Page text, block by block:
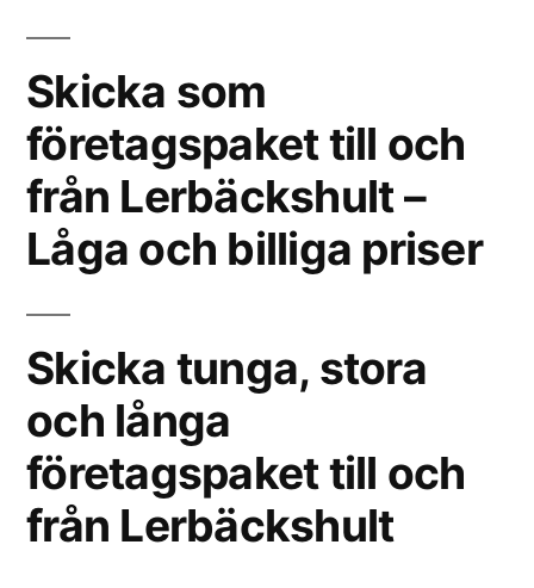
Skicka som
företagspaket till och
från Lerbäckshult –
Låga och billiga priser
Skicka tunga, stora
och långa
företagspaket till och
från Lerbäckshult